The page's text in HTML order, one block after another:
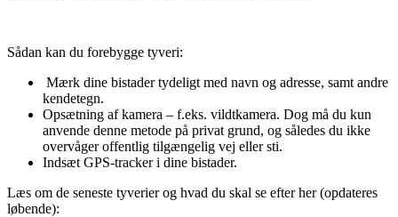
Sådan kan du forebygge tyveri:
Mærk dine bistader tydeligt med navn og adresse, samt andre
kendetegn.
Opsætning af kamera – f.eks. vildtkamera. Dog må du kun
anvende denne metode på privat grund, og således du ikke
overvåger offentlig tilgængelig vej eller sti.
Indsæt GPS-tracker i dine bistader.
Læs om de seneste tyverier og hvad du skal se efter her (opdateres
løbende):